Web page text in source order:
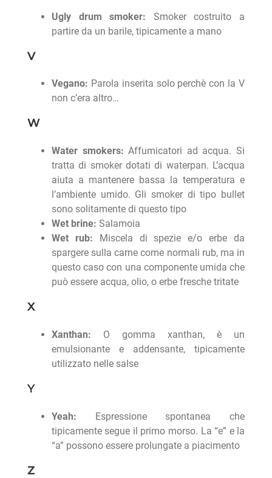
Ugly drum smoker: Smoker costruito a
partire da un barile, tipicamente a mano
V
Vegano: Parola inserita solo perchè con la V
non c’era altro…
W
Water smokers: Affumicatori ad acqua. Si
tratta di smoker dotati di waterpan. L’acqua
aiuta a mantenere bassa la temperatura e
l’ambiente umido. Gli smoker di tipo bullet
sono solitamente di questo tipo
Wet brine: Salamoia
Wet rub: Miscela di spezie e/o erbe da
spargere sulla carne come normali rub, ma in
questo caso con una componente umida che
può essere acqua, olio, o erbe fresche tritate
X
Xanthan: O gomma xanthan, è un
emulsionante e addensante, tipicamente
utilizzato nelle salse
Y
Yeah: Espressione spontanea che
tipicamente segue il primo morso. La “e” e la
“a” possono essere prolungate a piacimento
Z